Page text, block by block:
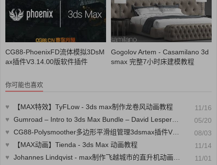
CG88-PhoenixFD流体模拟3DsM
ax插件V3.14.00版软件插件
Gogolov Artem - Casamilano 3d
smax 完整7小时床建模教程
你可能也喜欢
♥ 【MAX特效】TyFLow - 3ds max制作龙卷风动画教程
11/16
♥ Gumroad – Intro to 3ds Max Bundle – David Lesperance MAX2015课程
05/20
♥ CG88-Polysmoother多边形平滑组管理3dsmax插件V2.5.1版软件插件
08/03
♥
【MAX动画】Tienda - 3ds Max 动画教程
11/14
♥ Johannes Lindqvist - max制作飞越城市的直升机动画教程
11/01